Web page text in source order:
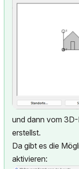
und dann vom
erstellst.
Da gibt es die
aktivieren: